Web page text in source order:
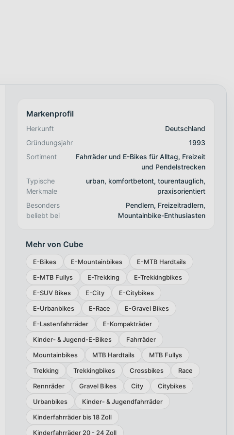
Markenprofil
Herkunft
Deutschland
Gründungsjahr
1993
Sortiment
Fahrräder und E-Bikes für Alltag, Freizeit
und Pendelstrecken
Typische
Merkmale
urban, komfortbetont, tourentauglich,
praxisorientiert
Besonders
beliebt bei
Pendlern, Freizeitradlern,
Mountainbike-Enthusiasten
Mehr von Cube
E-Bikes E-Mountainbikes
E-MTB Hardtails
E-MTB Fullys
E-Trekking
E-Trekkingbikes
E-SUV Bikes
E-City
E-Citybikes
E-Urbanbikes
E-Race
E-Gravel Bikes
E-Lastenfahrräder
E-Kompakträder
Kinder- & Jugend-E-Bikes
Fahrräder
Mountainbikes
MTB Hardtails
MTB Fullys
Trekking
Trekkingbikes Crossbikes
Race
Rennräder
Gravel Bikes City
Citybikes
Urbanbikes
Kinder- & Jugendfahrräder
Kinderfahrräder bis 18 Zoll
Kinderfahrräder 20 - 24 Zoll